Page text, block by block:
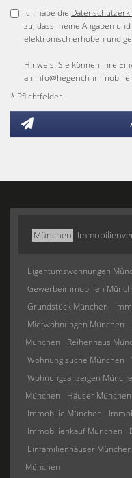
Ich habe die
zu, dass meine Angaben
elektronisch erhoben und
Hinweis: Sie können Ihre
an info@hegerich-
* Pflichtfelder
München
Eigentumswohnungen
Gewerbeimmobilien
Grundstück München
Mietwohnungen München
München
Reihenhaus
Wohnung suche München
Wohnungsanzeigen
München
Häuser München
Immobilie München
Immobilienkauf München
Einfamilienhäuser München
München